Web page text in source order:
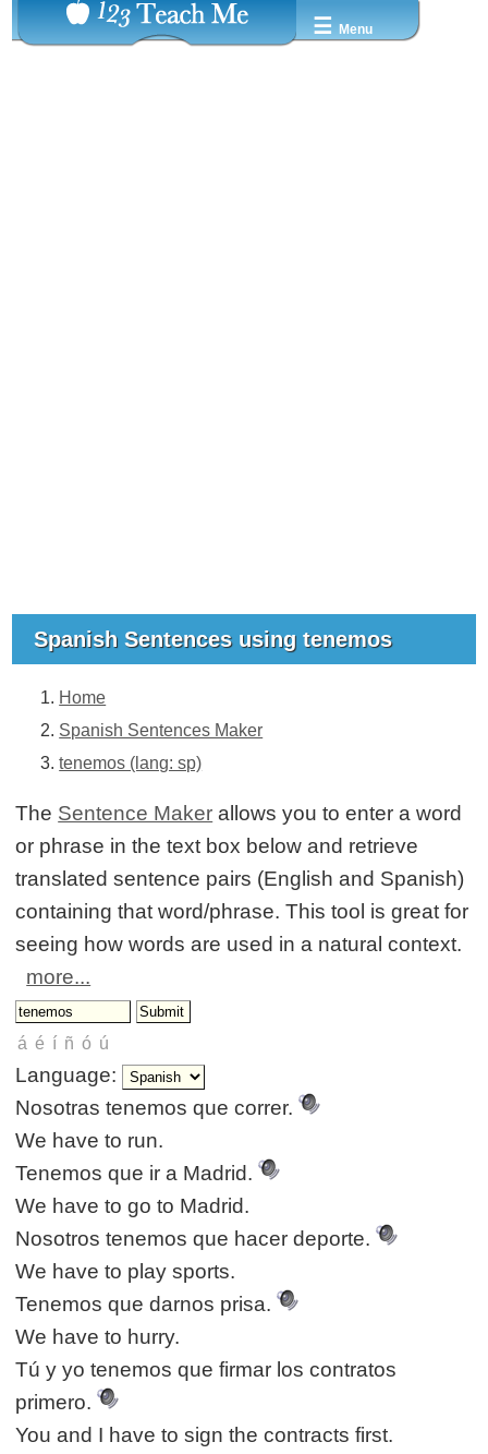
☰ Menu
Spanish Sentences using tenemos
Home
Spanish Sentences Maker
tenemos (lang: sp)
The Sentence Maker allows you to enter a word
or phrase in the text box below and retrieve
translated sentence pairs (English and Spanish)
containing that word/phrase. This tool is great for
seeing how words are used in a natural context.
more...
Language:
Nosotras tenemos que correr.
We have to run.
Tenemos que ir a Madrid.
We have to go to Madrid.
Nosotros tenemos que hacer deporte.
We have to play sports.
Tenemos que darnos prisa.
We have to hurry.
Tú y yo tenemos que firmar los contratos
primero.
You and I have to sign the contracts first.